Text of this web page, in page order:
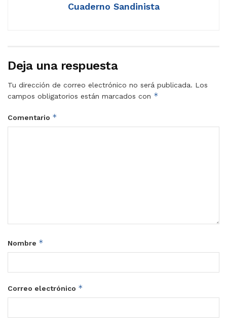
Cuaderno Sandinista
Deja una respuesta
Tu dirección de correo electrónico no será publicada. Los
campos obligatorios están marcados con *
Comentario *
Nombre *
Correo electrónico *